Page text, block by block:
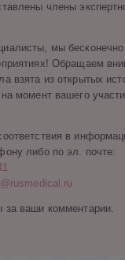
члены
мы
Обращаем
взята из открытых
момент вашего
в
либо по эл. почте:
ваши комментарии.